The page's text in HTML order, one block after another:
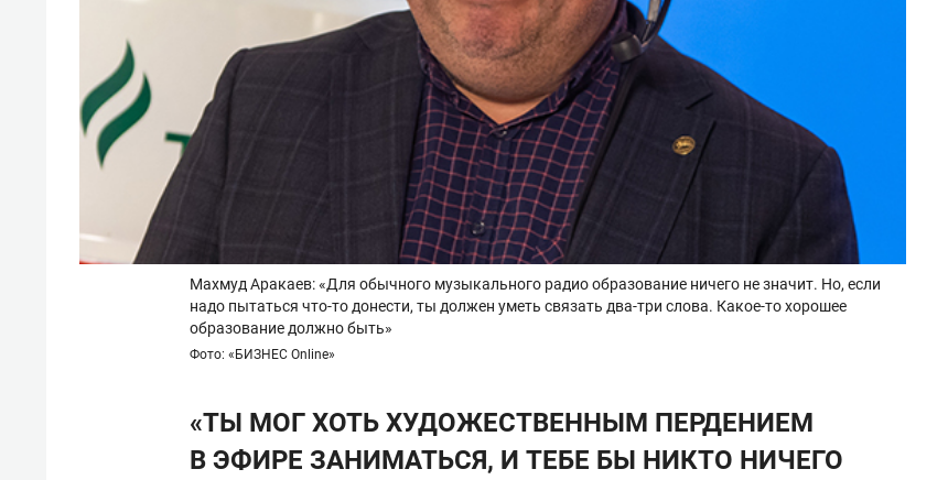
Махмуд Аракаев: «Для обычного музыкального радио образование ничего не значит. Но, если
надо пытаться что-то донести, ты должен уметь связать два-три слова. Какое-то хорошее
образование должно быть»
Фото: «БИЗНЕС Online»
«ТЫ МОГ ХОТЬ ХУДОЖЕСТВЕННЫМ ПЕРДЕНИЕМ
В ЭФИРЕ ЗАНИМАТЬСЯ, И ТЕБЕ БЫ НИКТО НИЧЕГО